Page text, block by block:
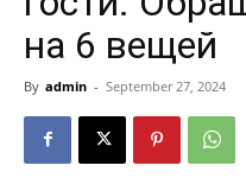
на 6 вещей
By admin - September 27, 2024